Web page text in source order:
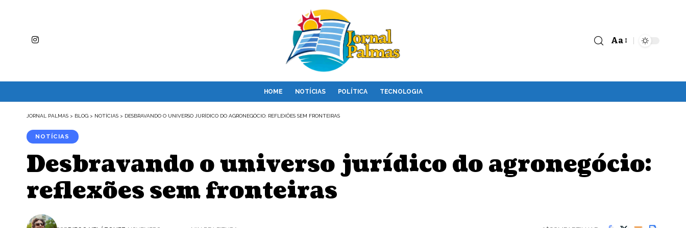
Aa
HOME NOTÍCIAS POLÍTICA TECNOLOGIA
JORNAL PALMAS > BLOG > NOTÍCIAS > DESBRAVANDO O UNIVERSO JURÍDICO DO AGRONEGÓCIO: REFLEXÕES SEM FRONTEIRAS
NOTÍCIAS
Desbravando o universo jurídico do agronegócio:
reflexões sem fronteiras